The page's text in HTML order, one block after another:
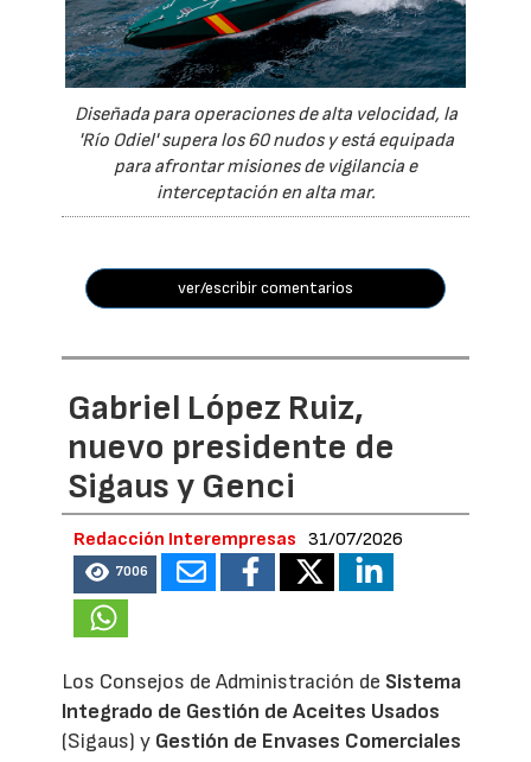
Diseñada para operaciones de alta velocidad, la
'Río Odiel' supera los 60 nudos y está equipada
para afrontar misiones de vigilancia e
interceptación en alta mar.
ver/escribir comentarios
Gabriel López Ruiz,
nuevo presidente de
Sigaus y Genci
Redacción Interempresas 31/07/2026
7006
Los Consejos de Administración de Sistema
Integrado de Gestión de Aceites Usados
(Sigaus) y Gestión de Envases Comerciales